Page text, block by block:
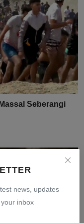
news, updates
inbox
Seberangi